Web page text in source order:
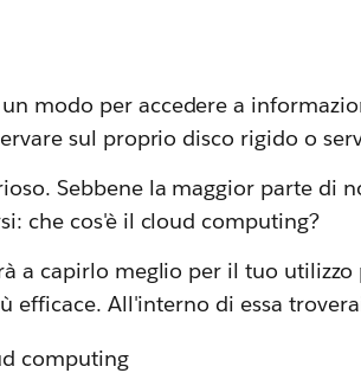
modo per accedere a
sul proprio disco rigido o
Sebbene la maggior parte di
che cos'è il cloud computing?
a capirlo meglio per il tuo
efficace. All'interno di essa
computing